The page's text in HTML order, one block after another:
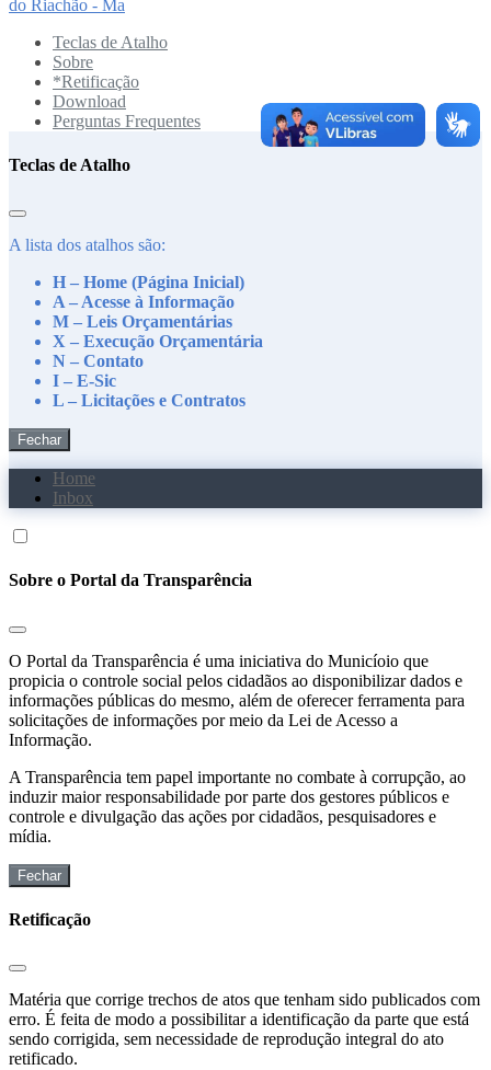
do Riachão - Ma
Teclas de Atalho
Sobre
*Retificação
Download
Perguntas Frequentes
Teclas de Atalho
A lista dos atalhos são:
H – Home (Página Inicial)
A – Acesse à Informação
M – Leis Orçamentárias
X – Execução Orçamentária
N – Contato
I – E-Sic
L – Licitações e Contratos
Fechar
Home
Inbox
Sobre o Portal da Transparência
O Portal da Transparência é uma iniciativa do Municíoio que
propicia o controle social pelos cidadãos ao disponibilizar dados e
informações públicas do mesmo, além de oferecer ferramenta para
solicitações de informações por meio da Lei de Acesso a
Informação.
A Transparência tem papel importante no combate à corrupção, ao
induzir maior responsabilidade por parte dos gestores públicos e
controle e divulgação das ações por cidadãos, pesquisadores e
mídia.
Fechar
Retificação
Matéria que corrige trechos de atos que tenham sido publicados com
erro. É feita de modo a possibilitar a identificação da parte que está
sendo corrigida, sem necessidade de reprodução integral do ato
retificado.